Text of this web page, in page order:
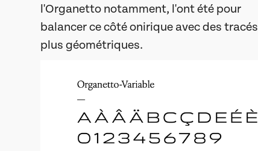
l'Organetto notamment, l'ont été pour
balancer ce côté onirique avec des tracés
plus géométriques.